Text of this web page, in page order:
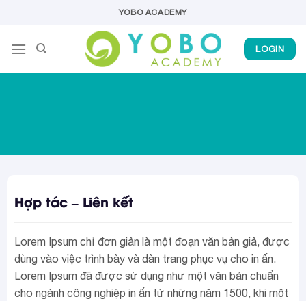
content
YOBO ACADEMY
LOGIN
Hợp tác – Liên kết
Lorem Ipsum chỉ đơn giản là một đoạn văn bản giả, được
dùng vào việc trình bày và dàn trang phục vụ cho in ấn.
Lorem Ipsum đã được sử dụng như một văn bản chuẩn
cho ngành công nghiệp in ấn từ những năm 1500, khi một